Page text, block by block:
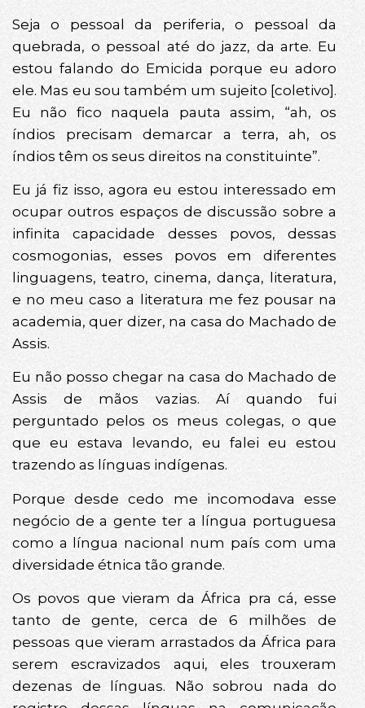
Seja o pessoal da periferia, o pessoal da
quebrada, o pessoal até do jazz, da arte. Eu
estou falando do Emicida porque eu adoro
ele. Mas eu sou também um sujeito [coletivo].
Eu não fico naquela pauta assim, “ah, os
índios precisam demarcar a terra, ah, os
índios têm os seus direitos na constituinte”.
Eu já fiz isso, agora eu estou interessado em
ocupar outros espaços de discussão sobre a
infinita capacidade desses povos, dessas
cosmogonias, esses povos em diferentes
linguagens, teatro, cinema, dança, literatura,
e no meu caso a literatura me fez pousar na
academia, quer dizer, na casa do Machado de
Assis.
Eu não posso chegar na casa do Machado de
Assis de mãos vazias. Aí quando fui
perguntado pelos os meus colegas, o que
que eu estava levando, eu falei eu estou
trazendo as línguas indígenas.
Porque desde cedo me incomodava esse
negócio de a gente ter a língua portuguesa
como a língua nacional num país com uma
diversidade étnica tão grande.
Os povos que vieram da África pra cá, esse
tanto de gente, cerca de 6 milhões de
pessoas que vieram arrastados da África para
serem escravizados aqui, eles trouxeram
dezenas de línguas. Não sobrou nada do